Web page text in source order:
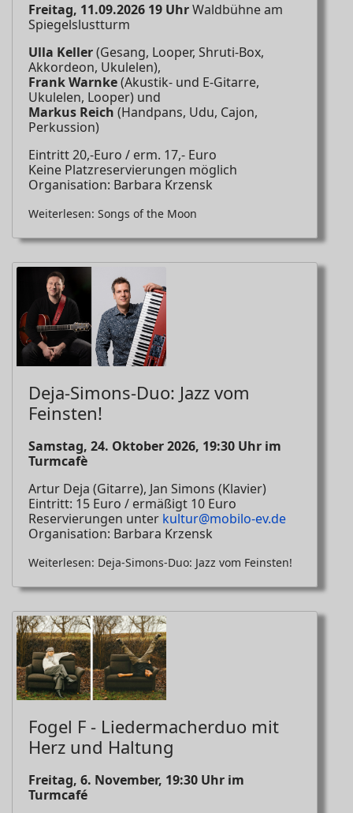
Freitag, 11.09.2026 19 UhrWaldbühne am
Spiegelslustturm
Ulla Keller(Gesang, Looper, Shruti-Box,
Akkordeon, Ukulelen),
Frank Warnke(Akustik- und E-Gitarre,
Ukulelen, Looper) und
Markus Reich (Handpans, Udu, Cajon,
Perkussion)
Eintritt 20,-Euro / erm. 17,- Euro
Keine Platzreservierungen möglich
Organisation: Barbara Krzensk
Weiterlesen: Songs of the Moon
Deja-Simons-Duo: Jazz vom
Feinsten!
Samstag, 24. Oktober 2026, 19:30 Uhr im
Turmcafè
Artur Deja (Gitarre), Jan Simons (Klavier)
Eintritt: 15 Euro / ermäßigt 10 Euro
Reservierungen unter kultur@mobilo-ev.de
Organisation: Barbara Krzensk
Weiterlesen: Deja-Simons-Duo: Jazz vom Feinsten!
Fogel F - Liedermacherduo mit
Herz und Haltung
Freitag, 6. November, 19:30 Uhr im
Turmcafé